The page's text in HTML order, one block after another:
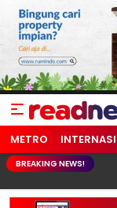
readnews.id
Berita Terkini,
METRO
BREAKING NEWS!